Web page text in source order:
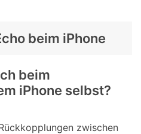
beim iPhone
beim
iPhone selbst?
zwischen